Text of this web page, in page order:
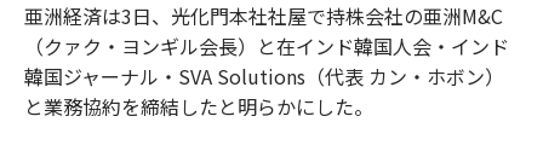
亜洲経済は3日、光化門本社社屋で持株会社の亜洲M&C
（クァク・ヨンギル会長）と在インド韓国人会・インド
韓国ジャーナル・SVA Solutions（代表 カン・ホボン）
と業務協約を締結したと明らかにした。